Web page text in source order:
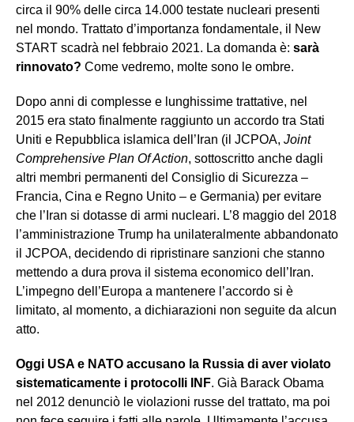
circa il 90% delle circa 14.000 testate nucleari presenti
nel mondo. Trattato d’importanza fondamentale, il New
START scadrà nel febbraio 2021. La domanda è: sarà
rinnovato? Come vedremo, molte sono le ombre.
Dopo anni di complesse e lunghissime trattative, nel
2015 era stato finalmente raggiunto un accordo tra Stati
Uniti e Repubblica islamica dell’Iran (il JCPOA, Joint
Comprehensive Plan Of Action, sottoscritto anche dagli
altri membri permanenti del Consiglio di Sicurezza –
Francia, Cina e Regno Unito – e Germania) per evitare
che l’Iran si dotasse di armi nucleari. L’8 maggio del 2018
l’amministrazione Trump ha unilateralmente abbandonato
il JCPOA, decidendo di ripristinare sanzioni che stanno
mettendo a dura prova il sistema economico dell’Iran.
L’impegno dell’Europa a mantenere l’accordo si è
limitato, al momento, a dichiarazioni non seguite da alcun
atto.
Oggi USA e NATO accusano la Russia di aver violato
sistematicamente i protocolli INF. Già Barack Obama
nel 2012 denunciò le violazioni russe del trattato, ma poi